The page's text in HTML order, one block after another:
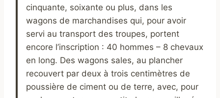
cinquante, soixante ou plus, dans les
wagons de marchandises qui, pour avoir
servi au transport des troupes, portent
encore l’inscription : 40 hommes – 8 chevaux
en long. Des wagons sales, au plancher
recouvert par deux à trois centimètres de
poussière de ciment ou de terre, avec, pour